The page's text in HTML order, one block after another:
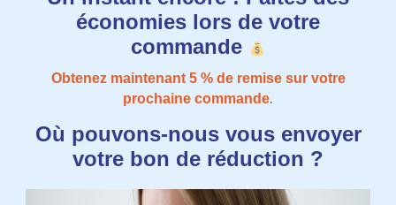
économies lors de votre
commande
Obtenez maintenant 5​​ % de remise sur votre
prochaine commande.
Où pouvons-nous vous envoyer
votre bon de réduction ?